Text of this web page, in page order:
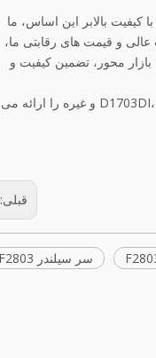
کیفیت بالابر این اساس، ما
و قیمت های رقابتی ما،
بازار محور، تضمین کیفیت و
ما همچنین مدل های دیگری از محصولات سرسیلندر مانند D1703DI، D1703A، D1503، D1462، D1403، E3CD، D1101، D1301 و غیره را ارائه می
قبلی:
سر سیلندر F2803